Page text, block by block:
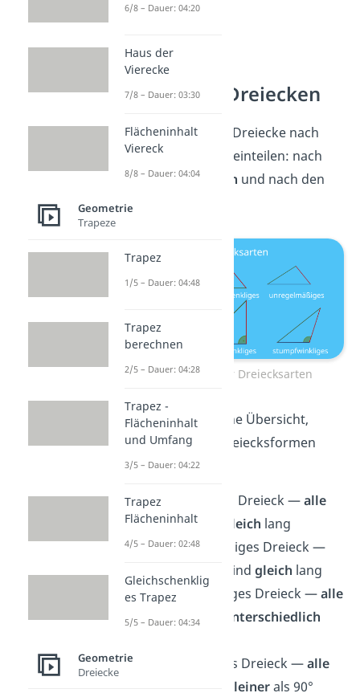
Arten von Dreiecken
Dabei kannst du Dreiecke nach
zwei Merkmalen einteilen: nach
denSeitenlängen und nach den
Winkelgrößen
Übersicht der Dreiecksarten
Hier siehst du eine Übersicht,
worin sich die Dreiecksformen
unterscheiden
gleichseitiges Dreieck —alle
Seitensind gleich lang
gleichschenkliges Dreieck —
sind gleich lang
unregelmäßiges Dreieck —alle
Seitensind
unterschiedlich
spitzwinkliges Dreieck —alle
kleinerals 90°
6/8 – Dauer: 04:20
Haus der
Vierecke
7/8 – Dauer: 03:30
Flächeninhalt
Viereck
8/8 – Dauer: 04:04
Geometrie
Trapeze
Trapez
1/5 – Dauer: 04:48
Trapez
berechnen
2/5 – Dauer: 04:28
Trapez -
Flächeninhalt
und Umfang
3/5 – Dauer: 04:22
Trapez
Flächeninhalt
4/5 – Dauer: 02:48
Gleichschenklig
es Trapez
5/5 – Dauer: 04:34
Geometrie
Dreiecke